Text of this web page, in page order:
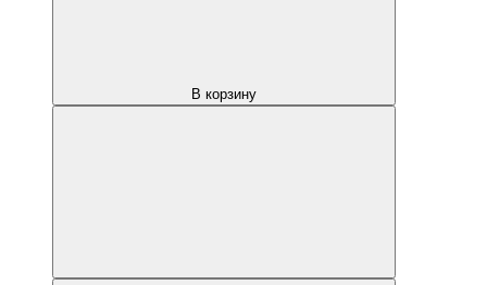
В корзину